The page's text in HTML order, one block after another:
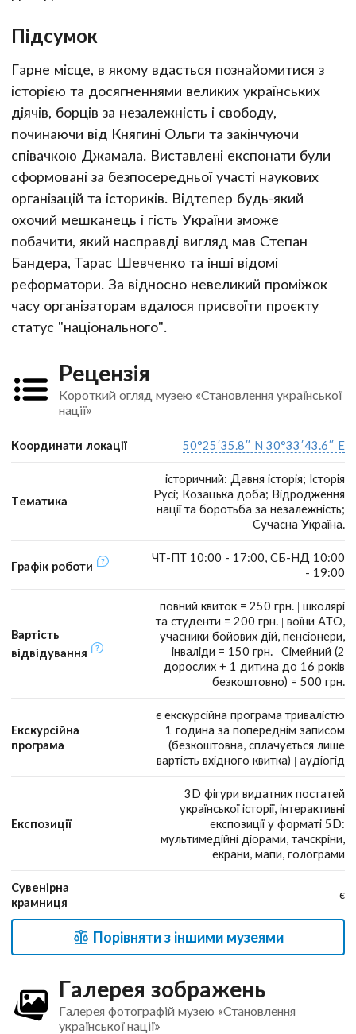
Підсумок
Гарне місце, в якому вдасться познайомитися з
історією та досягненнями великих українських
діячів, борців за незалежність і свободу,
починаючи від Княгині Ольги та закінчуючи
співачкою Джамала. Виставлені експонати були
сформовані за безпосередньої участі наукових
організацій та істориків. Відтепер будь-який
охочий мешканець і гість України зможе
побачити, який насправді вигляд мав Степан
Бандера, Тарас Шевченко та інші відомі
реформатори. За відносно невеликий проміжок
часу організаторам вдалося присвоїти проєкту
статус "національного".
Рецензія
Короткий огляд музею «Становлення української
нації»
Координати локації 50°25′35.8″ N 30°33′43.6″ E
Тематика
історичний: Давня історія; Історія
Русі; Козацька доба; Відродження
нації та боротьба за незалежність;
Сучасна Україна.
Графік роботи
ЧТ-ПТ 10:00 - 17:00, СБ-НД 10:00
- 19:00
Вартість
відвідування
повний квиток = 250 грн. | школярі
та студенти = 200 грн. | воїни АТО,
учасники бойових дій, пенсіонери,
інваліди = 150 грн. | Сімейний (2
дорослих + 1 дитина до 16 років
безкоштовно) = 500 грн.
Екскурсійна
програма
є екскурсійна програма тривалістю
1 година за попереднім записом
(безкоштовна, сплачується лише
вартість вхідного квитка) | аудіогід
Експозиції
3D фігури видатних постатей
української історії, інтерактивні
експозиції у форматі 5D:
мультимедійні діорами, тачскріни,
екрани, мапи, голограми
Сувенірна
крамниця
є
Порівняти з іншими музеями
Галерея зображень
Галерея фотографій музею «Становлення
української нації»